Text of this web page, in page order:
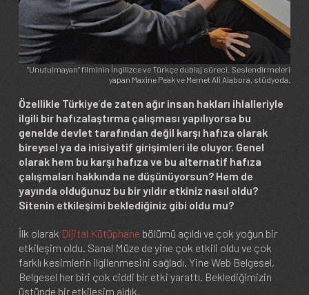
“Unutulmayan” filminin İngilizce ve Türkçe dublaj süreci. Seslendirmeleri
yapan Maxine Peak ve Memet Ali Alabora, stüdyoda.
Özellikle Türkiye’de zaten ağır insan hakları ihlalleriyle
ilgili bir hafızalaştırma çalışması yapılıyorsa bu
genelde devlet tarafından değil karşı hafıza olarak
bireysel ya da inisiyatif girişimleri ile oluyor. Genel
olarak hem bu karşı hafıza ve bu alternatif hafıza
çalışmaları hakkında ne düşünüyorsun? Hem de
yayında olduğunuz bu bir yıldır etkiniz nasıl oldu?
Sitenin etkileşimi beklediğiniz gibi oldu mu?
İlk olarak Dijital Kütüphane bölümü açıldı ve çok yoğun bir
etkileşim oldu. Sanal Müze de yine çok etkili oldu ve çok
farklı kesimlerin ilgilenmesini sağladı. Yine Web Belgesel,
Belgesel her biri çok ciddi bir etki yarattı. Beklediğimizin
üstünde bir etkileşim aldık.